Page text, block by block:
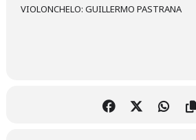
VIOLONCHELO: GUILLERMO PASTRANA